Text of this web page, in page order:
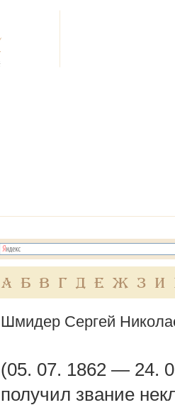
А Б В Г Д Е Ж З И
Шмидер Сергей
(05. 07. 1862 — 24.
получил звание